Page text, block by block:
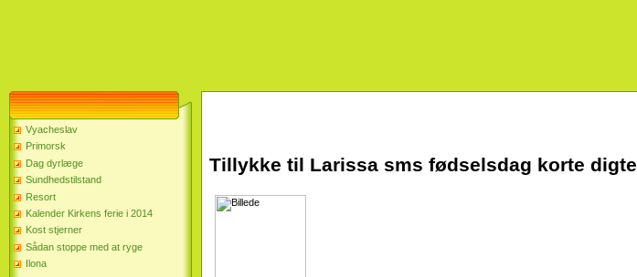
Vyacheslav
Primorsk
Dag dyrlæge
Sundhedstilstand
Resort
Kalender Kirkens ferie i 2014
Kost stjerner
Sådan stoppe med at ryge
Ilona
Tillykke til Larissa sms fødselsdag korte digte